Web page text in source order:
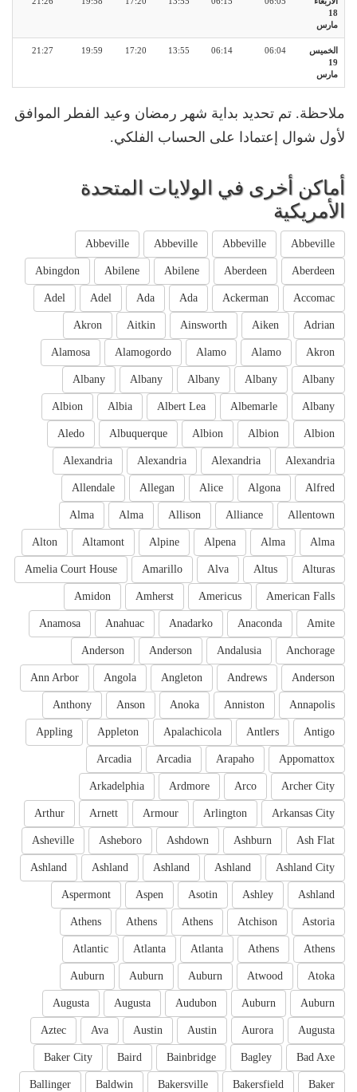
18
مارس
الخميس
19
مارس
06:04
06:14
13:55
17:20
19:59
21:27
ملاحظة. تم تحديد بداية شهر رمضان وعيد الفطر الموافق
لأول شوال إعتمادا على الحساب الفلكي.
أماكن أخرى في الولايات المتحدة
الأمريكية
Abbeville
Abbeville
Abbeville
Abbeville
Aberdeen
Aberdeen
Abilene
Abilene
Abingdon
Accomac
Ackerman
Ada
Ada
Adel
Adel
Adrian
Aiken
Ainsworth
Aitkin
Akron
Akron
Alamo
Alamo
Alamogordo
Alamosa
Albany
Albany
Albany
Albany
Albany
Albany
Albemarle
Albert Lea
Albia
Albion
Albion
Albion
Albion
Albuquerque
Aledo
Alexandria
Alexandria
Alexandria
Alexandria
Alfred
Algona
Alice
Allegan
Allendale
Allentown
Alliance
Allison
Alma
Alma
Alma
Alma
Alpena
Alpine
Altamont
Alton
Alturas
Altus
Alva
Amarillo
Amelia Court House
American Falls
Americus
Amherst
Amidon
Amite
Anaconda
Anadarko
Anahuac
Anamosa
Anchorage
Andalusia
Anderson
Anderson
Anderson
Andrews
Angleton
Angola
Ann Arbor
Annapolis
Anniston
Anoka
Anson
Anthony
Antigo
Antlers
Apalachicola
Appleton
Appling
Appomattox
Arapaho
Arcadia
Arcadia
Archer City
Arco
Ardmore
Arkadelphia
Arkansas City
Arlington
Armour
Arnett
Arthur
Ash Flat
Ashburn
Ashdown
Asheboro
Asheville
Ashland City
Ashland
Ashland
Ashland
Ashland
Ashland
Ashley
Asotin
Aspen
Aspermont
Astoria
Atchison
Athens
Athens
Athens
Athens
Athens
Atlanta
Atlanta
Atlantic
Atoka
Atwood
Auburn
Auburn
Auburn
Auburn
Auburn
Audubon
Augusta
Augusta
Augusta
Aurora
Austin
Austin
Ava
Aztec
Bad Axe
Bagley
Bainbridge
Baird
Baker City
Baker
Bakersfield
Bakersville
Baldwin
Ballinger